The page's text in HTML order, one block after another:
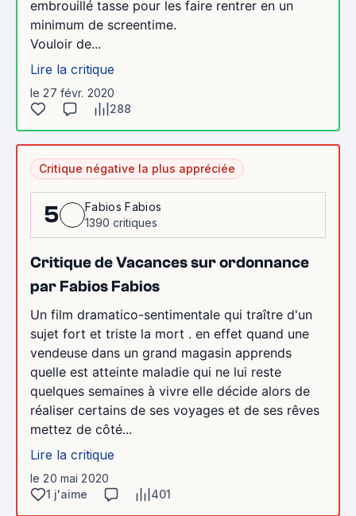
embrouillé tasse pour les faire rentrer en un
minimum de screentime.
Vouloir de...
Lire la critique
le 27 févr. 2020
288
Critique négative la plus appréciée
5
Fabios Fabios
1390 critiques
Critique de Vacances sur ordonnance
par Fabios Fabios
Un film dramatico-sentimentale qui traître d'un
sujet fort et triste la mort . en effet quand une
vendeuse dans un grand magasin apprends
quelle est atteinte maladie qui ne lui reste
quelques semaines à vivre elle décide alors de
réaliser certains de ses voyages et de ses rêves
mettez de côté...
Lire la critique
le 20 mai 2020
1 j'aime
401